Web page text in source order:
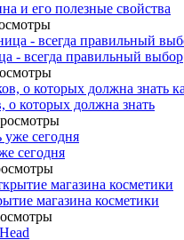
и его полезные свойства
- всегда правильный выбор
о которых должна знать
сегодня
магазина косметики